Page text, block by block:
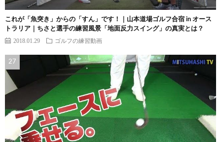
これが「魚突き」からの「すん」です！｜山本道場ゴルフ合宿 in オース
トラリア｜ちさと選手の練習風景「地面反力スイング」の真実とは？
2018.01.29 ゴルフの練習動画